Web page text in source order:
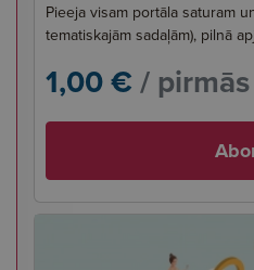
Pieeja visam portāla saturam
tematiskajām sadaļām), pilnā
1,00 €/